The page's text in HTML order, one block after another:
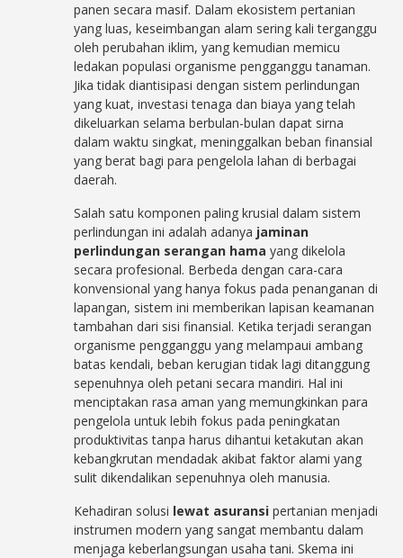
panen secara masif. Dalam ekosistem pertanian
yang luas, keseimbangan alam sering kali terganggu
oleh perubahan iklim, yang kemudian memicu
ledakan populasi organisme pengganggu tanaman.
Jika tidak diantisipasi dengan sistem perlindungan
yang kuat, investasi tenaga dan biaya yang telah
dikeluarkan selama berbulan-bulan dapat sirna
dalam waktu singkat, meninggalkan beban finansial
yang berat bagi para pengelola lahan di berbagai
daerah.
Salah satu komponen paling krusial dalam sistem
perlindungan ini adalah adanya jaminan
perlindungan serangan hama yang dikelola
secara profesional. Berbeda dengan cara-cara
konvensional yang hanya fokus pada penanganan di
lapangan, sistem ini memberikan lapisan keamanan
tambahan dari sisi finansial. Ketika terjadi serangan
organisme pengganggu yang melampaui ambang
batas kendali, beban kerugian tidak lagi ditanggung
sepenuhnya oleh petani secara mandiri. Hal ini
menciptakan rasa aman yang memungkinkan para
pengelola untuk lebih fokus pada peningkatan
produktivitas tanpa harus dihantui ketakutan akan
kebangkrutan mendadak akibat faktor alami yang
sulit dikendalikan sepenuhnya oleh manusia.
Kehadiran solusi lewat asuransi pertanian menjadi
instrumen modern yang sangat membantu dalam
menjaga keberlangsungan usaha tani. Skema ini